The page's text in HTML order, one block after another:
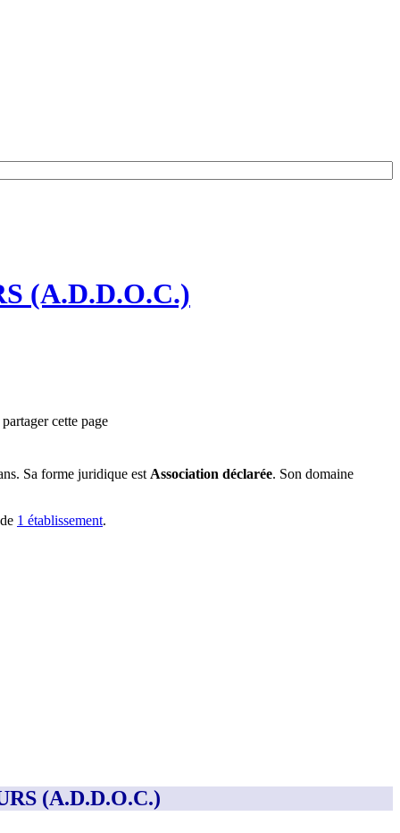
(A.D.D.O.C.)
cette page
. Sa forme juridique est Association déclarée. Son domaine
1 établissement.
(A.D.D.O.C.)